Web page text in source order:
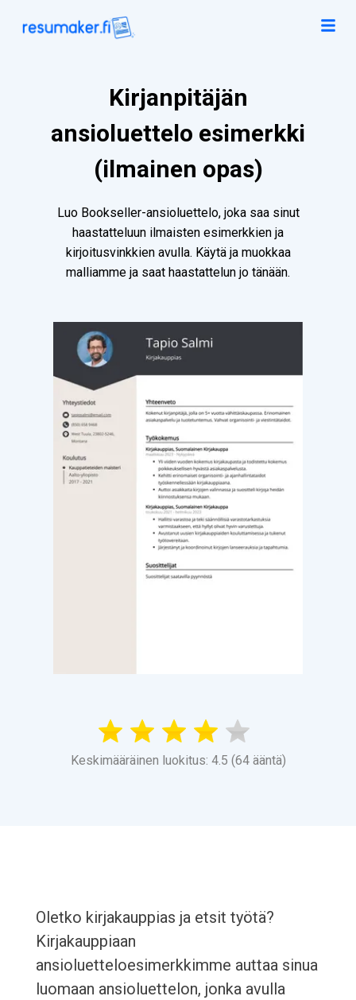
Kirjanpitäjän
ansioluettelo esimerkki
(ilmainen opas)
Luo Bookseller-ansioluettelo, joka saa sinut
haastatteluun ilmaisten esimerkkien ja
kirjoitusvinkkien avulla. Käytä ja muokkaa
malliamme ja saat haastattelun jo tänään.
Keskimääräinen luokitus: 4.5 (64 ääntä)
Oletko kirjakauppias ja etsit työtä?
Kirjakauppiaan
ansioluetteloesimerkkimme auttaa sinua
luomaan ansioluettelon, jonka avulla